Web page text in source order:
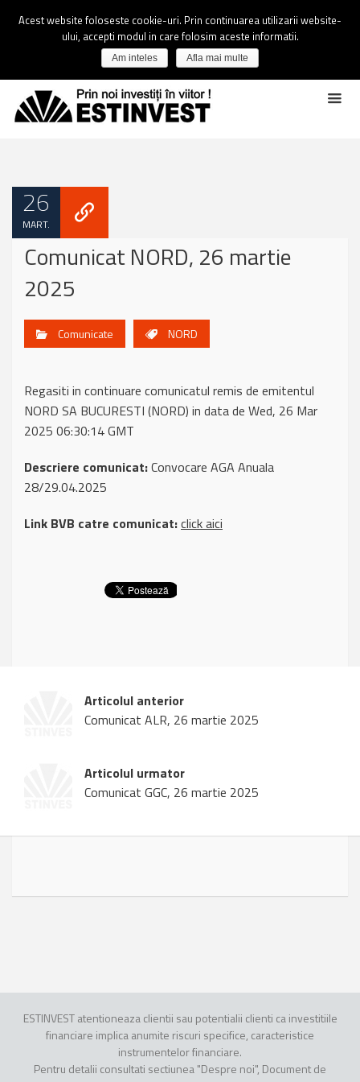
26
MART.
Comunicat NORD, 26 martie
2025
Comunicate NORD
Regasiti in continuare comunicatul remis de emitentul
NORD SA BUCURESTI (NORD) in data de Wed, 26 Mar
2025 06:30:14 GMT
Descriere comunicat:Convocare AGA Anuala
28/29.04.2025
Link BVB catre comunicat:click aici
Articolul anterior
Comunicat ALR, 26 martie 2025
Articolul urmator
Comunicat GGC, 26 martie 2025
ESTINVEST atentioneaza clientii sau potentialii clienti ca investitiile
financiare implica anumite riscuri specifice, caracteristice
instrumentelor financiare.
Pentru detalii consultati sectiunea "Despre noi", Document de
Acest website foloseste cookie-uri. Prin continuarea utilizarii website-
ului, accepti modul in care folosim aceste informatii.
Am inteles Afla mai multe